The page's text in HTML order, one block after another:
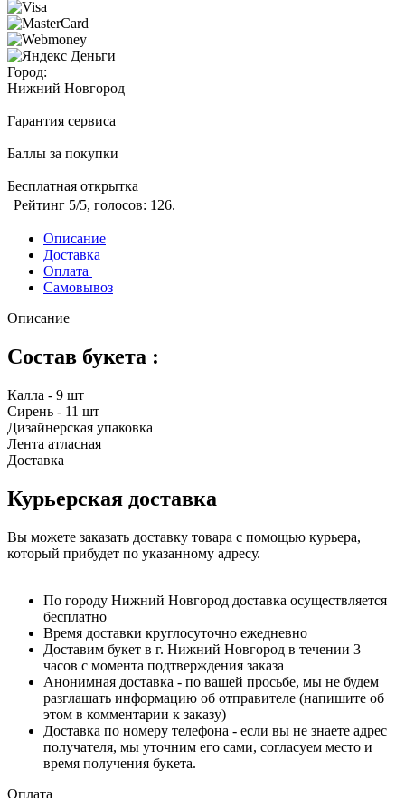
Город:
Нижний Новгород
Гарантия сервиса
Баллы за покупки
Бесплатная открытка
Рейтинг 5/5, голосов: 126.
Описание
Доставка
Оплата
Самовывоз
Описание
Состав букета :
Калла - 9 шт
Сирень - 11 шт
Дизайнерская упаковка
Лента атласная
Доставка
Курьерская доставка
Вы можете заказать доставку товара с помощью курьера,
который прибудет по указанному адресу.
По городу Нижний Новгород доставка осуществляется
бесплатно
Время доставки круглосуточно ежедневно
Доставим букет в г. Нижний Новгород в течении 3
часов с момента подтверждения заказа
Анонимная доставка - по вашей просьбе, мы не будем
разглашать информацию об отправителе (напишите об
этом в комментарии к заказу)
Доставка по номеру телефона - если вы не знаете адрес
получателя, мы уточним его сами, согласуем место и
время получения букета.
Оплата